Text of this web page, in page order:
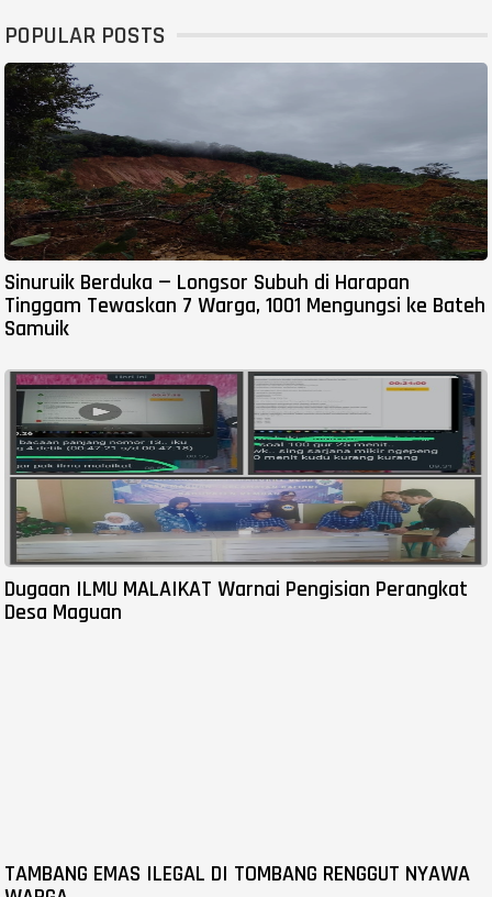
POPULAR POSTS
Sinuruik Berduka — Longsor Subuh di Harapan
Tinggam Tewaskan 7 Warga, 1001 Mengungsi ke Bateh
Samuik
Dugaan ILMU MALAIKAT Warnai Pengisian Perangkat
Desa Maguan
TAMBANG EMAS ILEGAL DI TOMBANG RENGGUT NYAWA